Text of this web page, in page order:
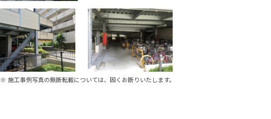
※ 施工事例写真の無断転載については、固くお断りいたします。